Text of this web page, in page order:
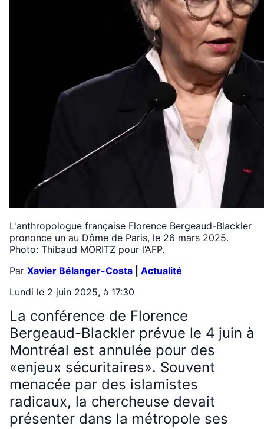
L'anthropologue française Florence Bergeaud-Blackler
prononce un au Dôme de Paris, le 26 mars 2025.
Photo: Thibaud MORITZ pour l’AFP.
Par Xavier Bélanger-Costa
Actualité
Lundi le 2 juin 2025, à 17:30
La conférence de Florence
Bergeaud-Blackler prévue le 4 juin à
Montréal est annulée pour des
«enjeux sécuritaires». Souvent
menacée par des islamistes
radicaux, la chercheuse devait
présenter dans la métropole ses